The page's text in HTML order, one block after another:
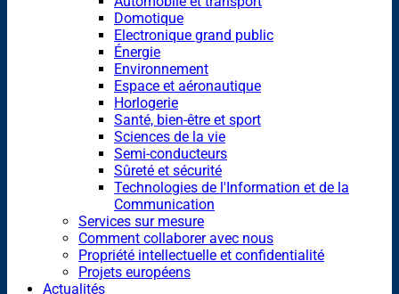
Domotique
Electronique grand public
Énergie
Environnement
Espace et aéronautique
Horlogerie
Santé, bien-être et sport
Sciences de la vie
Semi-conducteurs
Sûreté et sécurité
Technologies de l'Information et de la
Communication
Services sur mesure
Comment collaborer avec nous
Propriété intellectuelle et confidentialité
Projets européens
Actualités